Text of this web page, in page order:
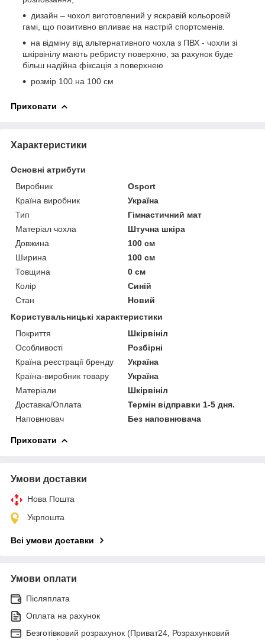
дизайн – чохол виготовлений у яскравій кольоровій
гамі, що позитивно впливає на настрій спортсменів.
на відміну від альтернативного чохла з ПВХ - чохли зі
шкірвінілу мають ребристу поверхню, за рахунок буде
більш надійна фіксація з поверхнею
розмір 100 на 100 см
Приховати
Характеристики
Основні атрибути
Виробник
Osport
Країна виробник
Україна
Тип
Гімнастичний мат
Матеріал чохла
Штучна шкіра
Довжина
100 см
Ширина
100 см
Товщина
0 см
Колір
Синій
Стан
Новий
Користувальницькі характеристики
Покриття
Шкірвініл
Особливості
Розбірні
Країна реєстрації бренду
Україна
Країна-виробник товару
Україна
Матеріали
Шкірвініл
Доставка/Оплата
Термін відправки 1-5 дня.
Наповнювач
Без наповнювача
Приховати
Умови доставки
Нова Пошта
Укрпошта
Всі умови доставки
Умови оплати
Післяплата
Оплата на рахунок
Безготівковий розрахунок (Приват24, Розрахунковий